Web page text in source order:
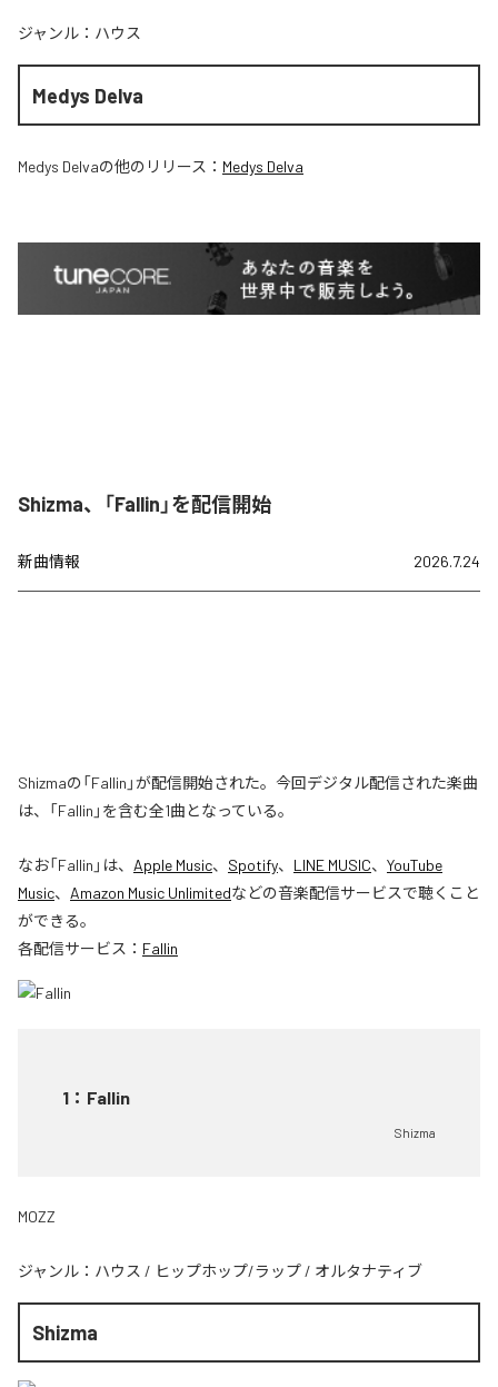
ジャンル： ハウス
Medys Delva
Medys Delvaの他のリリース： Medys Delva
Shizma、「Fallin」を配信開始
新曲情報 2026.7.24
Shizmaの「Fallin」が配信開始された。今回デジタル配信された楽曲
は、「Fallin」を含む全1曲となっている。
なお「Fallin 」は、 Apple Music、 Spotify、 LINE MUSIC、 YouTube
Music、 Amazon Music Unlimitedなどの音楽配信サービスで聴くこと
ができる。
各配信サービス： Fallin
1 ： Fallin
Shizma
MOZZ
ジャンル： ハウス / ヒップホップ/ラップ / オルタナティブ
Shizma